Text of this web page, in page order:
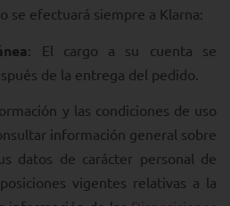
se efectuará siempre a Klarna:
: El cargo a su cuenta se
de la entrega del pedido.
y las condiciones de uso
información general sobre
datos de carácter personal de
vigentes relativas a la